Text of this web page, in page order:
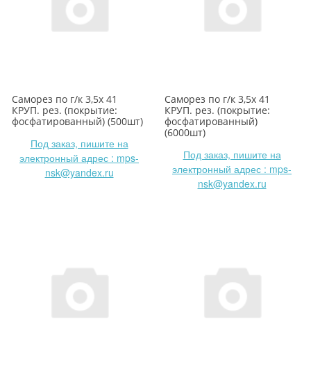
Саморез по г/к 3,5х 41
КРУП. рез. (покрытие:
фосфатированный) (500шт)
Под заказ, пишите на
электронный адрес : mps-
nsk@yandex.ru
Саморез по г/к 3,5х 41
КРУП. рез. (покрытие:
фосфатированный)
(6000шт)
Под заказ, пишите на
электронный адрес : mps-
nsk@yandex.ru